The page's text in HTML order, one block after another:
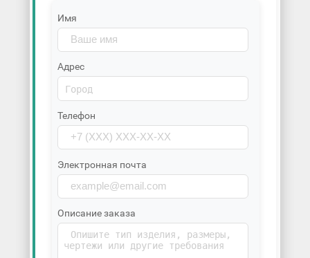
Имя
Адрес
Телефон
Электронная почта
Описание заказа